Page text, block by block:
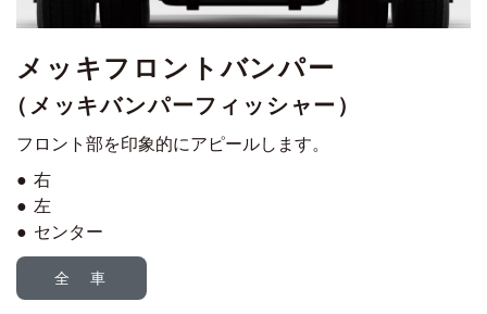
メッキフロントバンパー
（メッキバンパーフィッシャー）
フロント部を印象的にアピールします。
右
左
センター
全 車